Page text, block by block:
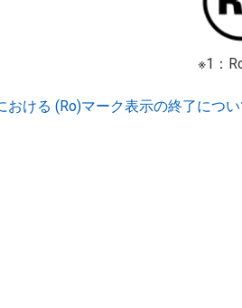
※1：
ける (Ro)マーク表示の終了につい